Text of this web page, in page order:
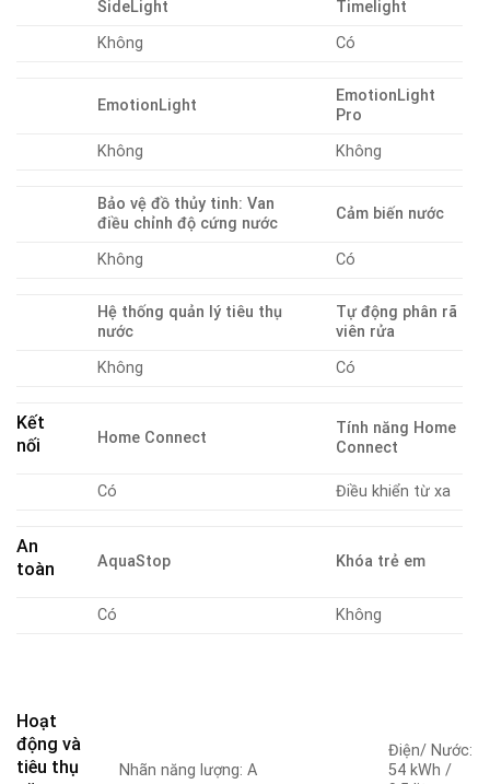
SideLight
Timelight
Không
Có
EmotionLight
EmotionLight
Pro
Không
Không
Bảo vệ đồ thủy tinh: Van
điều chỉnh độ cứng nước
Cảm biến nước
Không Có
Hệ thống quản lý tiêu thụ
nước
Tự động phân rã
viên rửa
Không
Có
Kết
nối
Home Connect
Tính năng Home
Connect
Có Điều khiển từ xa
An
toàn
AquaStop Khóa trẻ em
Có Không
Hoạt
động và
tiêu thụ
Nhãn năng lượng: A
Điện/ Nước:
54 kWh /